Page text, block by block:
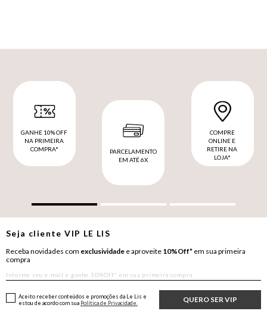
GANHE 10% OFF
NA PRIMEIRA
COMPRA*
PARCELAMENTO
EM ATÉ 6X
COMPRE
ONLINE E
RETIRE NA
LOJA*
Seja clienteVIP LE LIS
Receba novidades com exclusividade e aproveite 10%Off* em sua primeira
compra
QUERO SER VIP
Aceito receber conteúdos e promoções da Le Lis e
estou de acordo com sua Política de Privacidade.